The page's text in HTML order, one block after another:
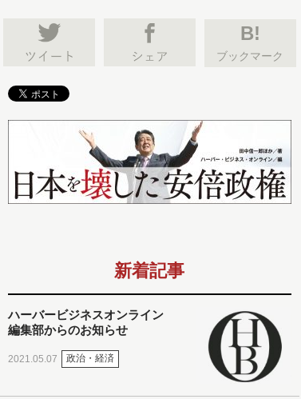
B!
ブックマーク
新着記事
ハーバービジネスオンライン
編集部からのお知らせ
2021.05.07 政治・経済